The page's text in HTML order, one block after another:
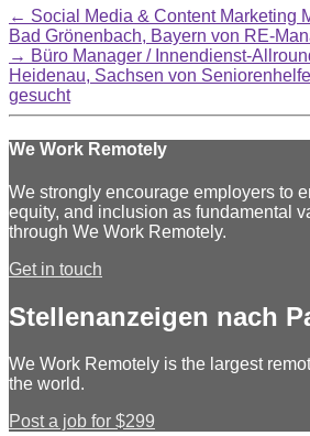
← Social Media & Content Marketing
Bad Grönenbach, Bayern von RE-
→ Büro Manager / Innendienst-
Heidenau, Sachsen von
gesucht
We Work Remotely
We strongly encourage employers to
equity, and inclusion as fundamental
through We Work Remotely.
Get in touch
Stellenanzeigen nach
We Work Remotely is the largest
the world.
Post a job for $299